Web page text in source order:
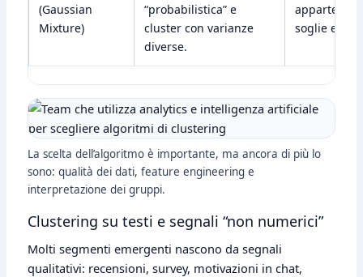
(Gaussian
Mixture)
“probabilistica” e
cluster con varianze
diverse.
soglie e
La scelta dell’algoritmo è importante, ma ancora di più lo
sono: qualità dei dati, feature engineering e
interpretazione dei gruppi.
Clustering su testi e segnali “non numerici”
Molti segmenti emergenti nascono da segnali
qualitativi: recensioni, survey, motivazioni in chat,